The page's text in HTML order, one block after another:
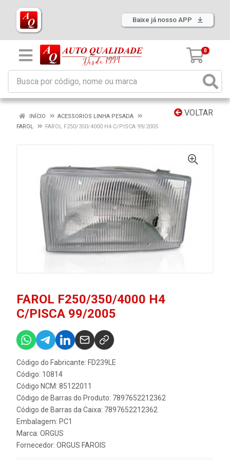
Baixe já nosso APP
0
VOLTAR
INÍCIO
ACESSORIOS LINHA PESADA
FAROL
FAROL F250/350/4000 H4 C/PISCA 99/2005
FAROL F250/350/4000 H4
C/PISCA 99/2005
Código do Fabricante: FD239LE
Código: 10814
Código NCM: 85122011
Código de Barras do Produto: 7897652212362
Código de Barras da Caixa: 7897652212362
Embalagem: PC1
Marca: ORGUS
Fornecedor: ORGUS FAROIS